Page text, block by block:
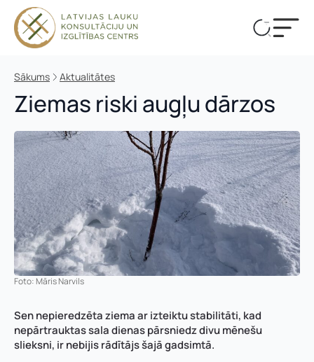
Sākums Aktualitātes
Ziemas riski augļu dārzos
Foto: Māris Narvils
Sen nepieredzēta ziema ar izteiktu stabilitāti, kad
nepārtrauktas sala dienas pārsniedz divu mēnešu
slieksni, ir nebijis rādītājs šajā gadsimtā.